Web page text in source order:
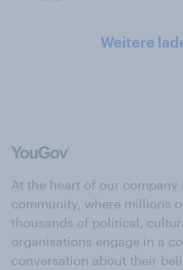
Weitere
At the heart of our
community, where millions
thousands of political,
organisations engage in a
conversation about their